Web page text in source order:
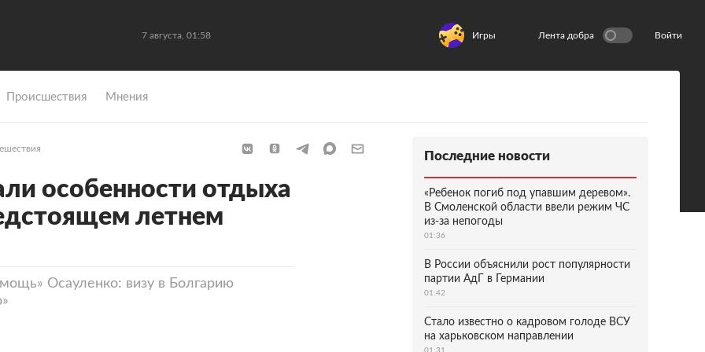
7 августа, 01:58 Игры Лента добра Войти
Происшествия Мнения
особенности отдыха
летнем
Осауленко: визу в Болгарию
Последние новости
«Ребенок погиб под упавшим деревом».
В Смоленской области ввели режим ЧС
из-за непогоды
01:36
В России объяснили рост популярности
партии АдГ в Германии
01:42
Стало известно о кадровом голоде ВСУ
на харьковском направлении
01:31